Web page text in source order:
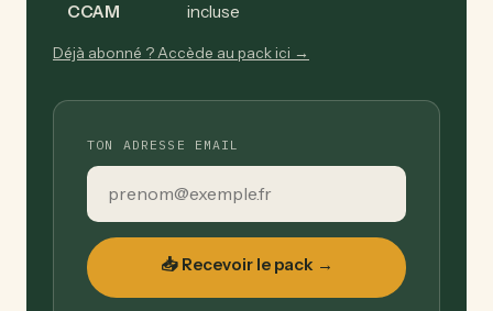
CCAM
incluse
Déjà abonné ? Accède au pack ici →
TON ADRESSE EMAIL
📥 Recevoir le pack →